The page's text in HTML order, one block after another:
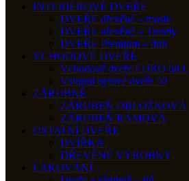
INTERIÉROVÉ DVEŘE
DVEŘE dřevěné – masiv
DVEŘE dřevěné – Trendy
DVEŘE Premium – dub
VCHODOVÉ DVEŘE
Vchodové dveře EURO 68 L
Vstupní bytové dveře 50
ZÁRUBNĚ
ZÁRUBEŇ OBLOŽKOVÁ
ZÁRUBEŇ RÁMOVÁ
OSTATNÍ DVEŘE
DVÍŘKA
DŘEVĚNÉ VÝROBKY
LAKOVÁNÍ